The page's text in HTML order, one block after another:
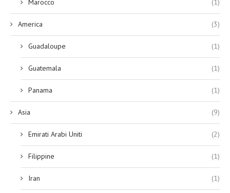
Marocco (1)
America (3)
Guadaloupe (1)
Guatemala (1)
Panama (1)
Asia (9)
Emirati Arabi Uniti (2)
Filippine (1)
Iran (1)